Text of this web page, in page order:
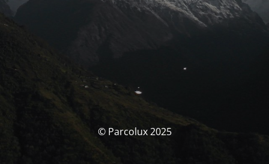
© Parcolux 2025